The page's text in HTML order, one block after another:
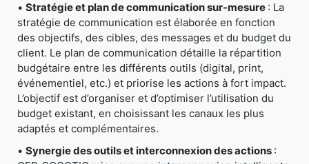
• Stratégie et plan de communication sur-mesure : La
stratégie de communication est élaborée en fonction
des objectifs, des cibles, des messages et du budget du
client. Le plan de communication détaille la répartition
budgétaire entre les différents outils (digital, print,
événementiel, etc.) et priorise les actions à fort impact.
L’objectif est d’organiser et d’optimiser l’utilisation du
budget existant, en choisissant les canaux les plus
adaptés et complémentaires.
• Synergie des outils et interconnexion des actions :